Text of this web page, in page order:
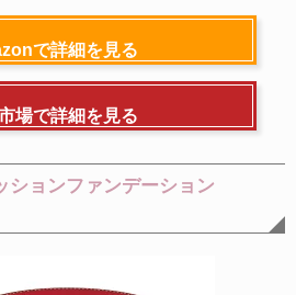
で詳細を見る
場で詳細を見る
ョンファンデーション